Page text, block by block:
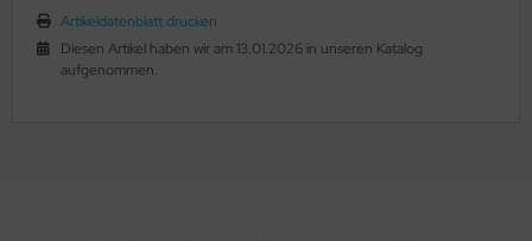
Artikeldatenblatt drucken
Diesen Artikel haben wir am 13.01.2026 in unseren Katalog
aufgenommen.